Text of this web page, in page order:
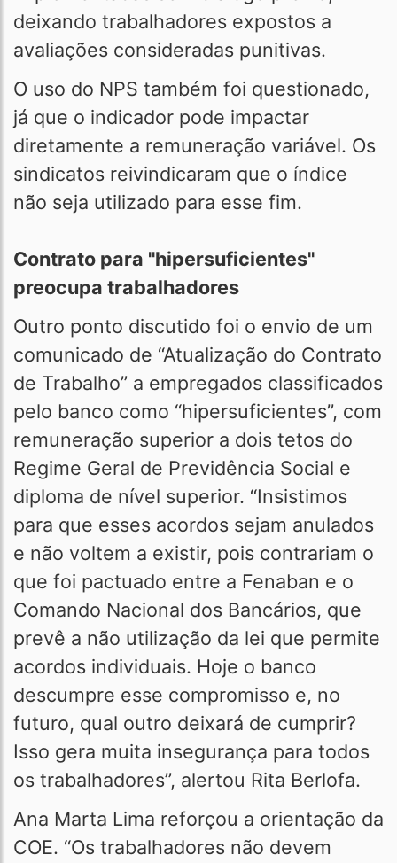
deixando trabalhadores expostos a
avaliações consideradas punitivas.
O uso do NPS também foi questionado,
já que o indicador pode impactar
diretamente a remuneração variável. Os
sindicatos reivindicaram que o índice
não seja utilizado para esse fim.
Contrato para "hipersuficientes"
preocupa trabalhadores
Outro ponto discutido foi o envio de um
comunicado de “Atualização do Contrato
de Trabalho” a empregados classificados
pelo banco como “hipersuficientes”, com
remuneração superior a dois tetos do
Regime Geral de Previdência Social e
diploma de nível superior. “Insistimos
para que esses acordos sejam anulados
e não voltem a existir, pois contrariam o
que foi pactuado entre a Fenaban e o
Comando Nacional dos Bancários, que
prevê a não utilização da lei que permite
acordos individuais. Hoje o banco
descumpre esse compromisso e, no
futuro, qual outro deixará de cumprir?
Isso gera muita insegurança para todos
os trabalhadores”, alertou Rita Berlofa.
Ana Marta Lima reforçou a orientação da
COE. “Os trabalhadores não devem